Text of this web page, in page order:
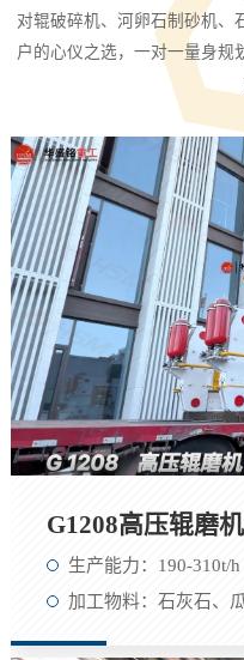
对辊破碎机、河卵石制砂机、
户的心仪之选，一对一量身规
G1208高压辊磨
生产能力：190-310t/h
加工物料：石灰石、